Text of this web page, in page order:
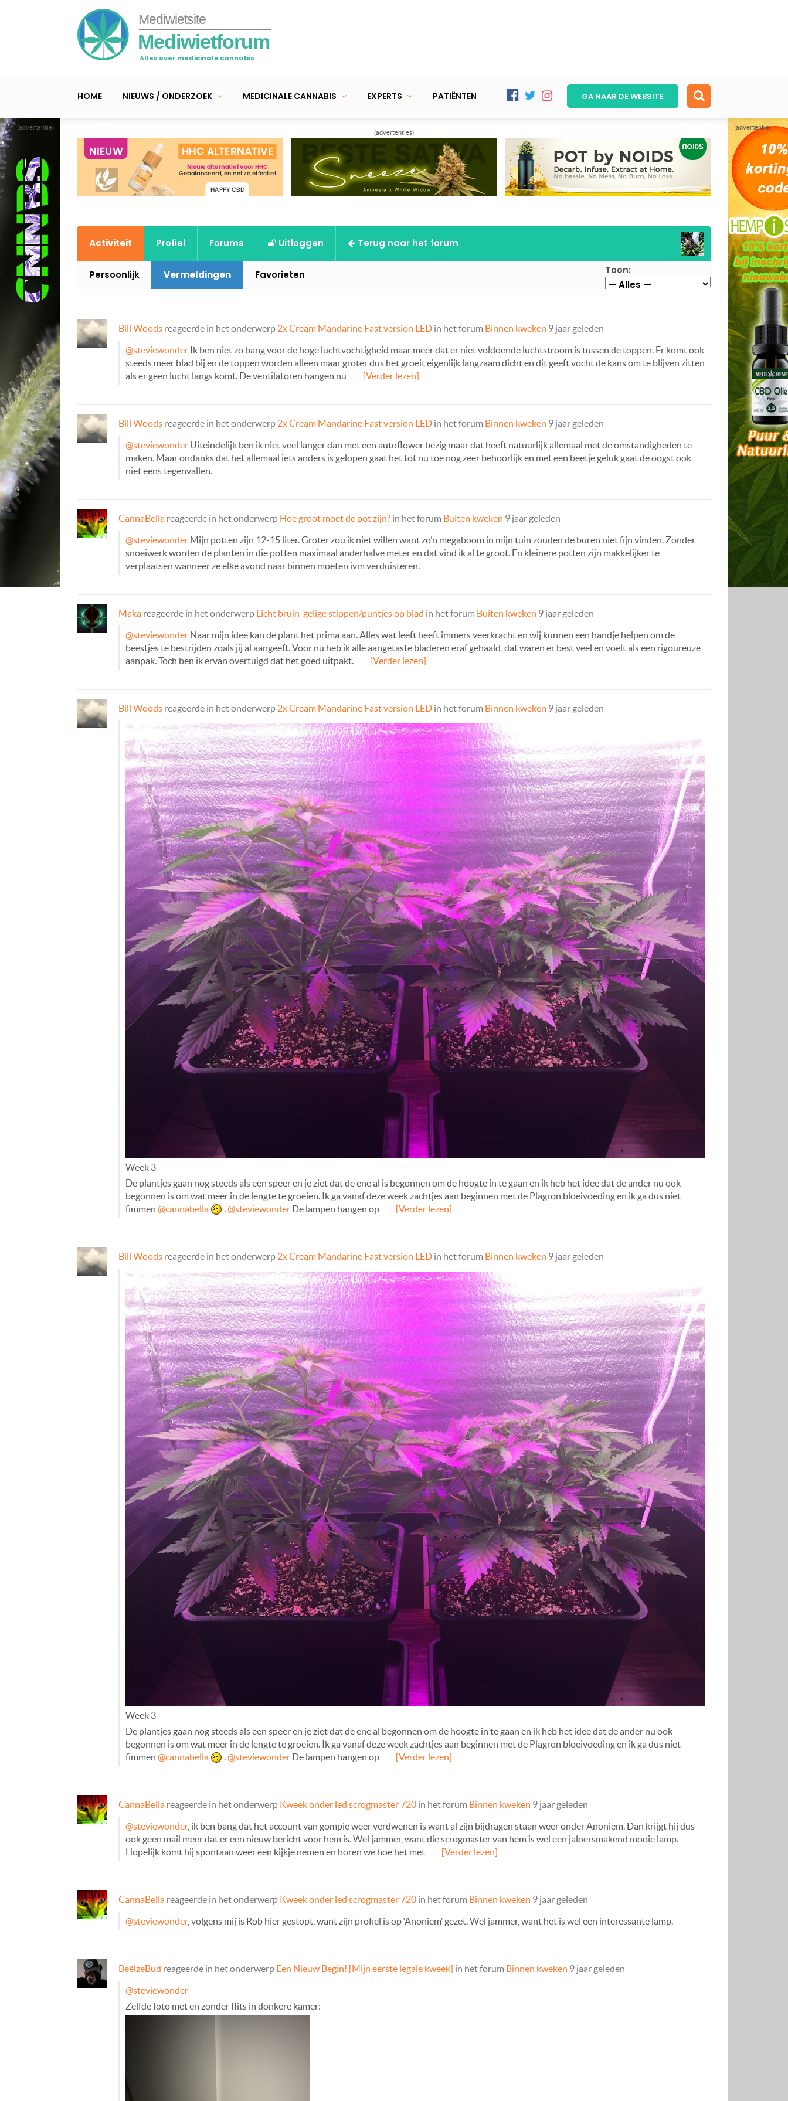
(advertentie) (advertentie)
Mediwietsite
Mediwietforum
Alles over medicinale cannabis
HOME NIEUWS / ONDERZOEK MEDICINALE CANNABIS EXPERTS PATIËNTEN GA NAAR DEWEBSITE
(advertenties)
Activiteit Profiel Forums Uitloggen Terug naar het forum
Persoonlijk Vermeldingen Favorieten Toon:
Bill Woods reageerde in het onderwerp 2x Cream Mandarine Fast version LED in het forum Binnen kweken 9 jaar geleden
@steviewonder Ik ben niet zo bang voor de hoge luchtvochtigheid maar meer dat er niet voldoende luchtstroom is tussen de toppen. Er komt ook
steeds meer blad bij en de toppen worden alleen maar groter dus het groeit eigenlijk langzaam dicht en dit geeft vocht de kans om te blijven zitten
als er geen lucht langs komt. De ventilatoren hangen nu…
[Verder lezen]
Bill Woods reageerde in het onderwerp 2x Cream Mandarine Fast version LED in het forum Binnen kweken 9 jaar geleden
@steviewonder Uiteindelijk ben ik niet veel langer dan met een autoflower bezig maar dat heeft natuurlijk allemaal met de omstandigheden te
maken. Maar ondanks dat het allemaal iets anders is gelopen gaat het tot nu toe nog zeer behoorlijk en met een beetje geluk gaat de oogst ook
niet eens tegenvallen.
CannaBella reageerde in het onderwerp Hoe groot moet de pot zijn? in het forum Buiten kweken 9 jaar geleden
@steviewonder Mijn potten zijn 12-15 liter. Groter zou ik niet willen want zo’n megaboom in mijn tuin zouden de buren niet fijn vinden. Zonder
snoeiwerk worden de planten in die potten maximaal anderhalve meter en dat vind ik al te groot. En kleinere potten zijn makkelijker te
verplaatsen wanneer ze elke avond naar binnen moeten ivm verduisteren.
Maka reageerde in het onderwerp Licht bruin-gelige stippen/puntjes op blad in het forum Buiten kweken 9 jaar geleden
@steviewonder Naar mijn idee kan de plant het prima aan. Alles wat leeft heeft immers veerkracht en wij kunnen een handje helpen om de
beestjes te bestrijden zoals jij al aangeeft. Voor nu heb ik alle aangetaste bladeren eraf gehaald, dat waren er best veel en voelt als een rigoureuze
aanpak. Toch ben ik ervan overtuigd dat het goed uitpakt.…
[Verder lezen]
Bill Woods reageerde in het onderwerp 2x Cream Mandarine Fast version LED in het forum Binnen kweken 9 jaar geleden
Week 3
De plantjes gaan nog steeds als een speer en je ziet dat de ene al is begonnen om de hoogte in te gaan en ik heb het idee dat de ander nu ook
begonnen is om wat meer in de lengte te groeien. Ik ga vanaf deze week zachtjes aan beginnen met de Plagron bloeivoeding en ik ga dus niet
fimmen @cannabella @steviewonder De lampen hangen op… [Verder lezen]
Bill Woods reageerde in het onderwerp 2x Cream Mandarine Fast version LED in het forum Binnen kweken 9 jaar geleden
Week 3
De plantjes gaan nog steeds als een speer en je ziet dat de ene al begonnen om de hoogte in te gaan en ik heb het idee dat de ander nu ook
begonnen is om wat meer in de lengte te groeien. Ik ga vanaf deze week zachtjes aan beginnen met de Plagron bloeivoeding en ik ga dus niet
fimmen @cannabella @steviewonder De lampen hangen op… [Verder lezen]
CannaBella reageerde in het onderwerp Kweek onder led scrogmaster 720 in het forum Binnen kweken 9 jaar geleden
@steviewonder, ik ben bang dat het account van gompie weer verdwenen is want al zijn bijdragen staan weer onder Anoniem. Dan krijgt hij dus
ook geen mail meer dat er een nieuw bericht voor hem is. Wel jammer, want die scrogmaster van hem is wel een jaloersmakend mooie lamp.
Hopelijk komt hij spontaan weer een kijkje nemen en horen we hoe het met…
[Verder lezen]
CannaBella reageerde in het onderwerp Kweek onder led scrogmaster 720 in het forum Binnen kweken 9 jaar geleden
@steviewonder, volgens mij is Rob hier gestopt, want zijn profiel is op ‘Anoniem’ gezet. Wel jammer, want het is wel een interessante lamp.
BeëlzeBud reageerde in het onderwerp Een Nieuw Begin! [Mijn eerste legale kweek] in het forum Binnen kweken 9 jaar geleden
@steviewonder
Zelfde foto met en zonder flits in donkere kamer: